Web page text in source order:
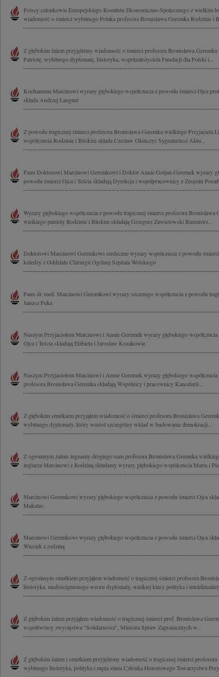
Polscy członkowie Europejskiego Komitetu Ekonomiczno-Społecznego z wielkim
wiadomość o śmierci wybitnego Polaka profesora Bronisława Geremka Rodzinie i
Z głębokim żalem przyjęliśmy wiadomość o śmierci profesora Bronisława
Patriotę, wybitnego dyplomatę, historyka, współzałożyciela Fundacji dla Polski i...
Kochanemu Marcinowi wyrazy głębokiego współczucia z powodu śmierci Ojca
składa Andrzej Langner
Z powodu tragicznej śmierci profesora Bronisława Geremka wielkiego Przyjaciela
współczucia Rodzinie i Bliskim składa Czesław Okińczyc Sygnatariusz Aktu...
Panu Doktorowi Marcinowi Geremkowi i Doktor Annie Goljan-Geremek wyrazy
powodu śmierci Ojca i Teścia składają Dyrekcja i współpracownicy z Zespołu
Wyrazy głębokiego współczucia z powodu tragicznej śmierci profesora
wielkiego patrioty Rodzinie i Bliskim składają Grzegorz Zawistowski Burmistrz...
Doktorowi Marcinowi Geremkowi serdeczne wyrazy współczucia z powodu
koledzy z Oddziału Chirurgii Ogólnej Szpitala Wolskiego
Panu dr. med. Marcinowi Geremkowi wyrazy szczerego współczucia z powodu
Janusz Puka
Naszym Przyjaciołom Marcinowi i Annie Geremek wyrazy głębokiego
Ojca i Teścia składają Elżbieta i Jarosław Kozakowie
Naszym Przyjaciołom Marcinowi i Annie Geremek wyrazy głębokiego
profesora Bronisława Geremka składają Wspólnicy i pracownicy Kancelarii...
Z głębokim smutkiem przyjąłem wiadomość o śmierci profesora Bronisława
wybitnego dyplomaty, który wniósł szczególny wkład w budowanie demokracji...
Z ogromnym żalem żegnamy drogiego nam profesora Bronisława Geremka
żeglarza Marcinowi z Rodziną składamy wyrazy głębokiego współczucia Marta i
Marcinowi Geremkowi wyrazy głębokiego współczucia z powodu śmierci Ojca
Makulec
Marcinowi Geremkowi wyrazy głębokiego współczucia z powodu śmierci Ojca
Wiesiek z rodziną
Z ogromnym smutkiem przyjąłem wiadomość o tragicznej śmierci profesora
historyka, niedoścignionego wzoru dyplomaty, wielkiej klasy polityka i
Z głębokim żalem przyjąłem wiadomość o tragicznej śmierci prof. Bronisława
współtwórcy zwycięstwa "Solidarności", Ministra Spraw Zagranicznych w...
Z głębokim żalem i smutkiem przyjęliśmy wiadomość o tragicznej śmierci profesora
wybitnego historyka, polityka i męża stanu Członka Honorowego Towarzystwa